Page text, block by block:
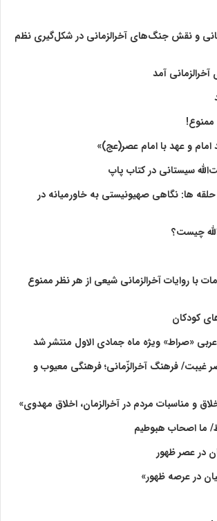
و نقش جنگ‌های آخرالزمانی در شکل‌گیری نظم
آمد
سیستانی در کتاب پاپ
ها: نگاهی صهیونیستی به خاورمیانه در
چیست؟
با روایات آخرالزمانی شیعی از هر نظر ممنوع
کودکان
عربی «صراط» ویژه ماه جمادی الاول منتشر شد
غیبت/ فرهنگ آخرالزّمانی؛ فرهنگی معیوب و
و مناسبات مردم در آخرالزمان، اخلاق مهدوی»
ما اصحاب هبوطیم
در عصر ظهور
در عرصه ظهور»